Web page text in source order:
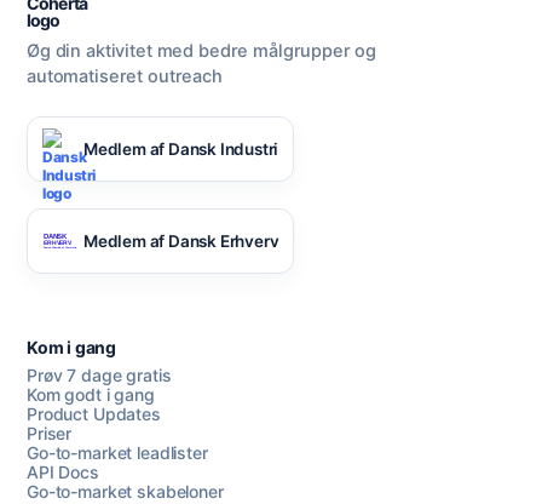
Øg din aktivitet med bedre målgrupper og
automatiseret outreach
Medlem af Dansk Industri
Medlem af Dansk Erhverv
Kom i gang
Prøv 7 dage gratis
Kom godt i gang
Product Updates
Priser
Go-to-market leadlister
API Docs
Go-to-market skabeloner